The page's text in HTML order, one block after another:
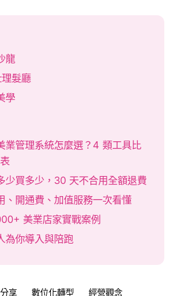
龍
髮廳
學
業管理系統怎麼選？4 類工具比
少買多少，30 天不合用全額退費
、開通費、加值服務一次看懂
美業店家實戰案例
為你導入與陪跑
享 數位化轉型 經營觀念